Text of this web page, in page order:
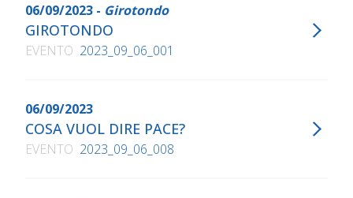
06/09/2023 - Girotondo
GIROTONDO
EVENTO 2023_09_06_001
06/09/2023
COSA VUOL DIRE PACE?
EVENTO 2023_09_06_008